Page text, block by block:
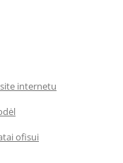
internetu
ofisui